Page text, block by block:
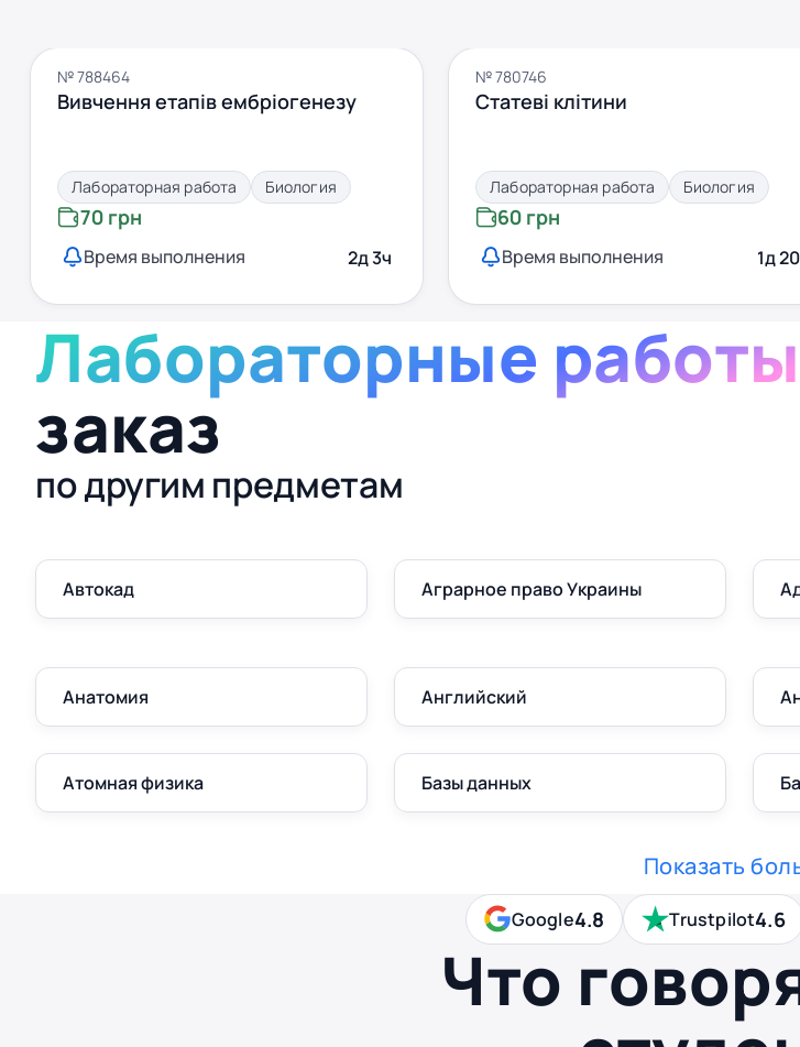
№ 788464
Вивчення етапів ембріогенезу
Лабораторная работа Биология
70 грн
Время выполнения 2д 3ч
№ 780746
Статеві клітини
Лабораторная работа Биология
60 грн
Время выполнения 1д
Лабораторные работы
заказ
по другим предметам
Автокад Аграрное право Украины
Анатомия Английский
Атомная физика Базы данных
Показать
Google4.8 Trustpilot4.6
Что